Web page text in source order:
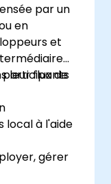
par un
en
et
leur flux de
participants
local à l'aide
gérer